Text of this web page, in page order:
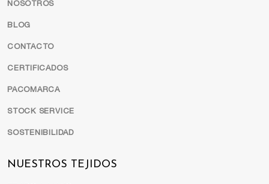
NOSOTROS
BLOG
CONTACTO
CERTIFICADOS
PACOMARCA
STOCK SERVICE
SOSTENIBILIDAD
NUESTROS TEJIDOS